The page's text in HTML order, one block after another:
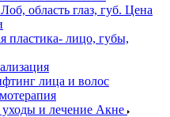
область глаз, губ. Цена
пластика- лицо, губы,
лица и волос
уходы и лечение Акне